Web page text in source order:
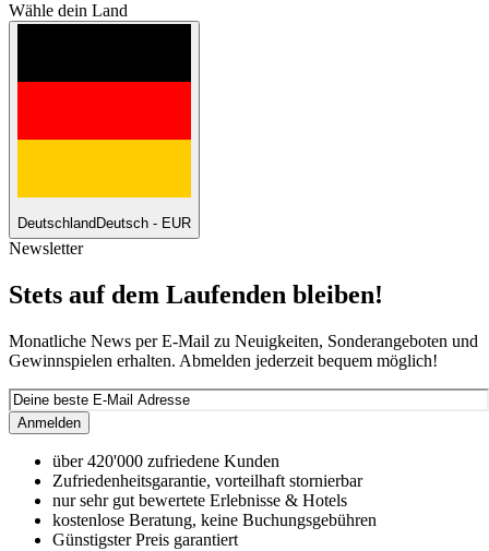
Wähle dein Land
Deutschland Deutsch - EUR
Newsletter
Stets auf dem Laufenden bleiben!
Monatliche News per E-Mail zu Neuigkeiten, Sonderangeboten und
Gewinnspielen erhalten. Abmelden jederzeit bequem möglich!
Anmelden
über 420'000 zufriedene Kunden
Zufriedenheitsgarantie, vorteilhaft stornierbar
nur sehr gut bewertete Erlebnisse & Hotels
kostenlose Beratung, keine Buchungsgebühren
Günstigster Preis garantiert